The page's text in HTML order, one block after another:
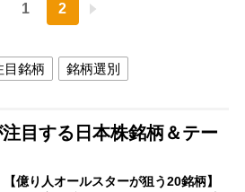
1 2
目銘柄 銘柄選別
注目する日本株銘柄＆テー
【億り人オールスターが狙う20銘柄】